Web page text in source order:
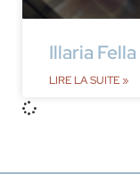
Illaria Fella
LIRE LA SUITE »